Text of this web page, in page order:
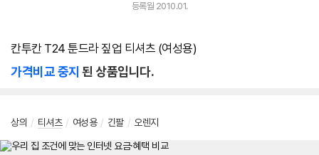
등록월 2010.01.
칸투칸 T24 툰드라 짚업 티셔츠 (여성용)
가격비교 중지 된 상품입니다.
상의 / 티셔츠 / 여성용 / 긴팔 / 오렌지